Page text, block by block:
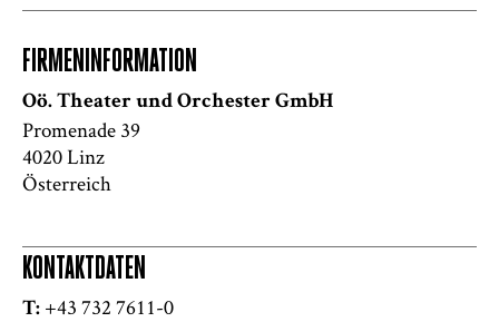
FIRMENINFORMATION
Oö. Theater und Orchester GmbH
Promenade 39
4020 Linz
Österreich
KONTAKTDATEN
T: +43 732 7611-0